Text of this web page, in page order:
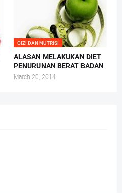
GIZI DAN NUTRISI
ALASAN MELAKUKAN DIET
PENURUNAN BERAT BADAN
March 20, 2014